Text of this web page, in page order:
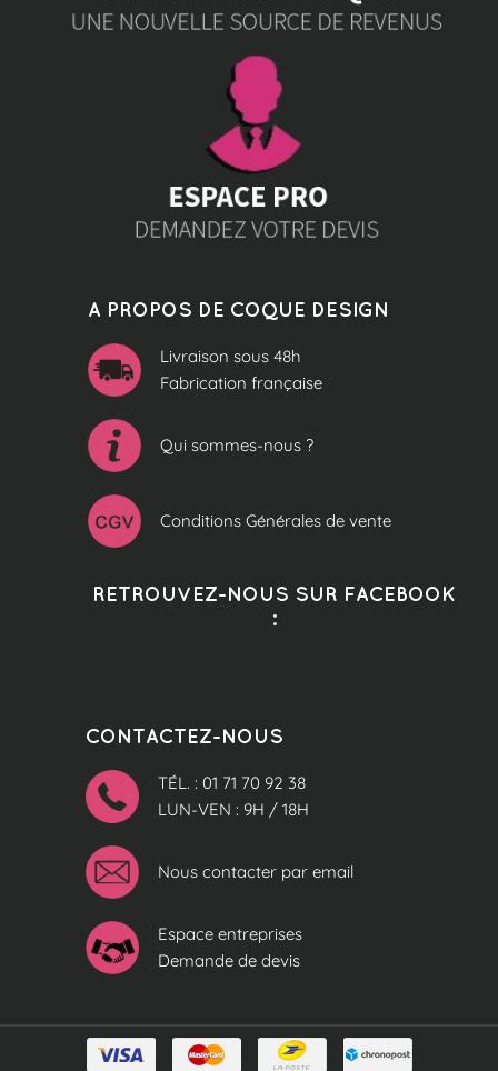
A PROPOS DE COQUE DESIGN
Livraison sous 48h
Fabrication française
Qui sommes-nous ?
Conditions Générales de vente
RETROUVEZ-NOUS SUR FACEBOOK
:
CONTACTEZ-NOUS
TÉL. : 01 71 70 92 38
LUN-VEN : 9H / 18H
Nous contacter par email
Espace entreprises
Demande de devis